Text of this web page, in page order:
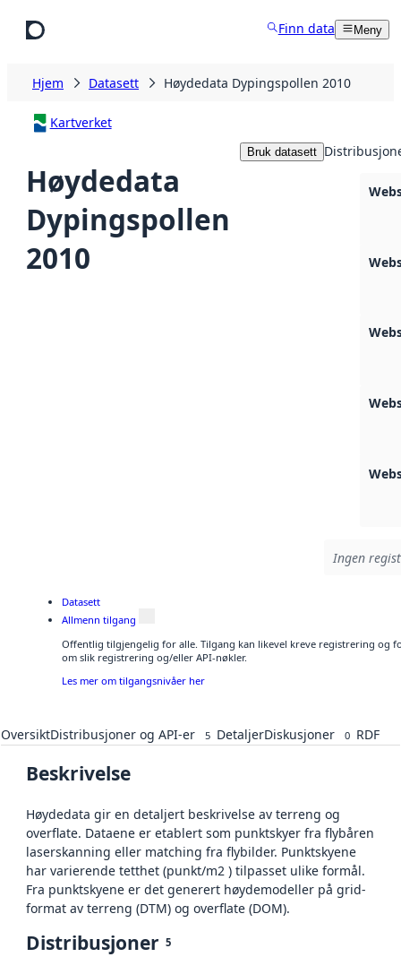
Finn data Meny
Hjem Datasett Høydedata Dypingspollen 2010
Kartverket
Høydedata
Dypingspollen
2010
Bruk datasett
Ingen
Datasett
Allmenn tilgang
Offentlig tilgjengelig for alle. Tilgang kan likevel kreve registrering og
om slik registrering og/eller API-nøkler.
Les mer om tilgangsnivåer her
OversiktDistribusjoner og API-er 5 DetaljerDiskusjoner 0 RDF
Beskrivelse
Høydedata gir en detaljert beskrivelse av terreng og
overflate. Dataene er etablert som punktskyer fra flybåren
laserskanning eller matching fra flybilder. Punktskyene
har varierende tetthet (punkt/m2 ) tilpasset ulike formål.
Fra punktskyene er det generert høydemodeller på grid-
format av terreng (DTM) og overflate (DOM).
Distribusjoner 5